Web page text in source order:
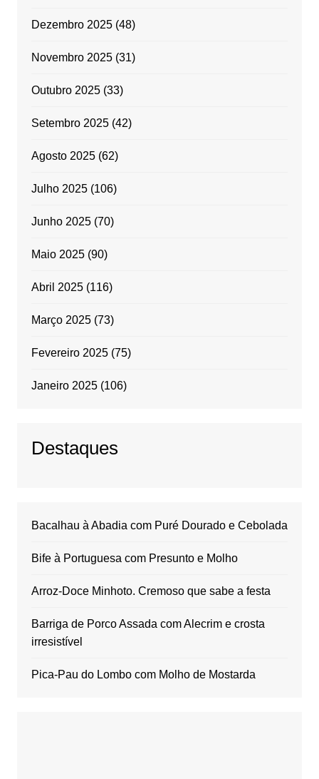
Dezembro 2025(48)
Novembro 2025(31)
Outubro 2025(33)
Setembro 2025(42)
Agosto 2025(62)
Julho 2025(106)
Junho 2025(70)
Maio 2025(90)
Abril 2025(116)
Março 2025(73)
Fevereiro 2025(75)
Janeiro 2025(106)
Destaques
Bacalhau à Abadia com Puré Dourado e Cebolada
Bife à Portuguesa com Presunto e Molho
Arroz-Doce Minhoto. Cremoso que sabe a festa
Barriga de Porco Assada com Alecrim e crosta
irresistível
Pica-Pau do Lombo com Molho de Mostarda